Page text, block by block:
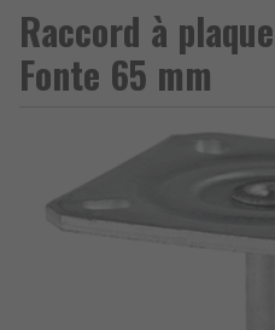
Raccord à
Fonte 65 mm